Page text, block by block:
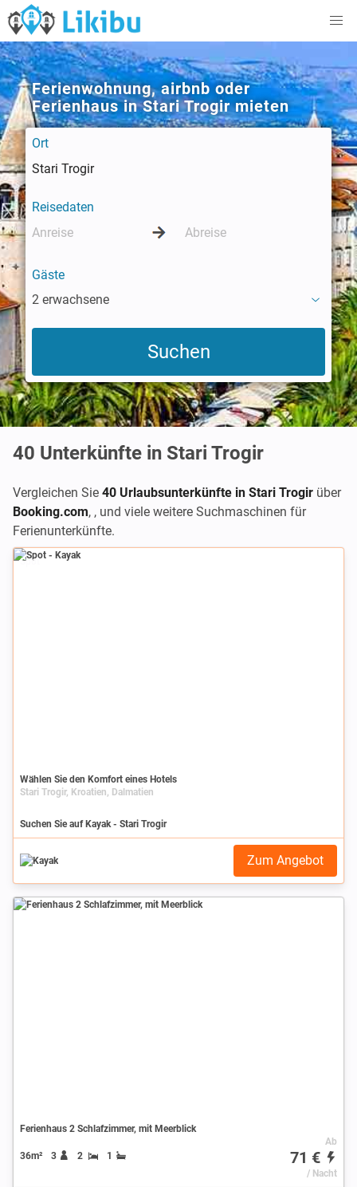
Ferienwohnung, airbnb oder
Ferienhaus in Stari Trogir mieten
Ort
Reisedaten
Gäste
2 erwachsene
40 Unterkünfte in Stari Trogir
Vergleichen Sie 40 Urlaubsunterkünfte in Stari Trogir über
Booking.com, , und viele weitere Suchmaschinen für
Ferienunterkünfte.
Spot
Wählen Sie den Komfort eines Hotels
Stari Trogir, Kroatien, Dalmatien
Suchen Sie auf Kayak - Stari Trogir
Zum Angebot
Ferienhaus 2 Schlafzimmer, mit Meerblick
36m² 3 2 1
Ab
71 €
/ Nacht